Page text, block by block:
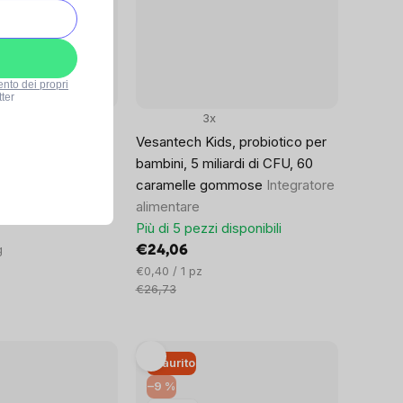
Vesantech Kids, probiotico per
bambini, 5 miliardi di CFU, 60
caramelle gommose Integratore
alimentare
3x
Più di 5 pezzi disponibili
€24,06
Prezzo
unitario:
€0,40 / 1 pz
€26,73
Esaurito
–9 %
dei propri